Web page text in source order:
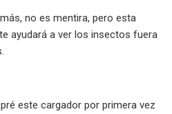
no es mentira, pero esta
ayudará a ver los insectos fuera
este cargador por primera vez